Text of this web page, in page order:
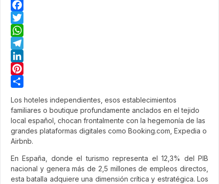
Facebook
Twitter
WhatsApp
Telegram
LinkedIn
Pinterest
Los hoteles independientes, esos establecimientos
familiares o boutique profundamente anclados en el tejido
local español, chocan frontalmente con la hegemonía de las
grandes plataformas digitales como Booking.com, Expedia o
Airbnb.
En España, donde el turismo representa el 12,3% del PIB
nacional y genera más de 2,5 millones de empleos directos,
esta batalla adquiere una dimensión crítica y estratégica. Los